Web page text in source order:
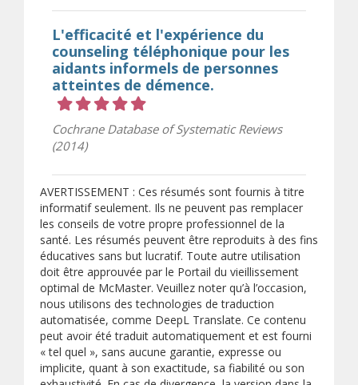
L'efficacité et l'expérience du
counseling téléphonique pour les
aidants informels de personnes
atteintes de démence.
Cochrane Database of Systematic Reviews
(2014)
AVERTISSEMENT : Ces résumés sont fournis à titre
informatif seulement. Ils ne peuvent pas remplacer
les conseils de votre propre professionnel de la
santé. Les résumés peuvent être reproduits à des fins
éducatives sans but lucratif. Toute autre utilisation
doit être approuvée par le Portail du vieillissement
optimal de McMaster. Veuillez noter qu’à l’occasion,
nous utilisons des technologies de traduction
automatisée, comme DeepL Translate. Ce contenu
peut avoir été traduit automatiquement et est fourni
« tel quel », sans aucune garantie, expresse ou
implicite, quant à son exactitude, sa fiabilité ou son